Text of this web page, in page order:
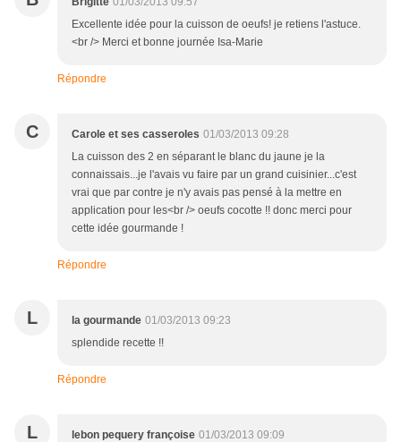
Excellente idée pour la cuisson de oeufs! je retiens l'astuce.
<br /> Merci et bonne journée Isa-Marie
Répondre
C Carole et ses casseroles 01/03/2013 09:28
La cuisson des 2 en séparant le blanc du jaune je la
connaissais...je l'avais vu faire par un grand cuisinier...c'est
vrai que par contre je n'y avais pas pensé à la mettre en
application pour les<br /> oeufs cocotte !! donc merci pour
cette idée gourmande !
Répondre
L la gourmande 01/03/2013 09:23
splendide recette !!
Répondre
L lebon pequery françoise 01/03/2013 09:09